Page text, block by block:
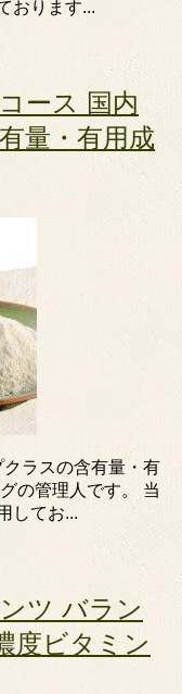
おります...
ース 国内
量・有用成
ラスの含有量・有
の管理人です。 当
してお...
ツ バラン
度ビタミン